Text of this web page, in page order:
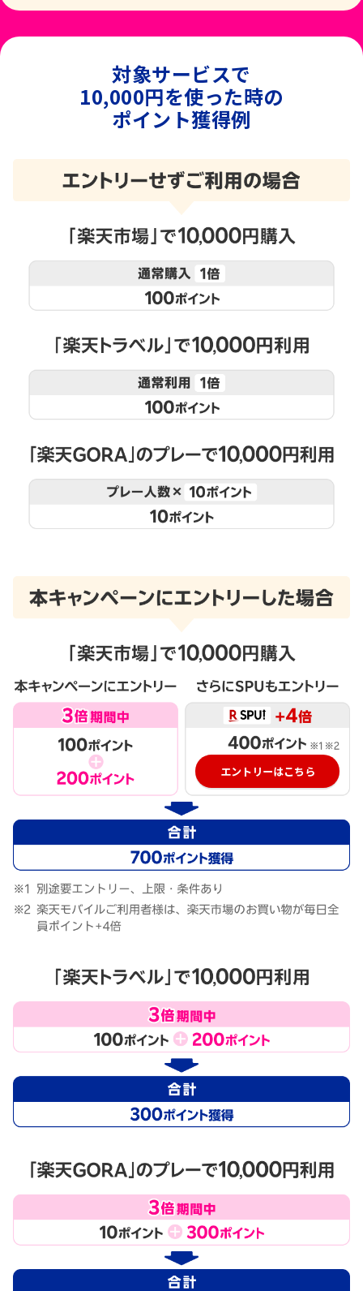
対象サービスで
10,000円を使った時の
ポイント獲得例
エントリーはこちら